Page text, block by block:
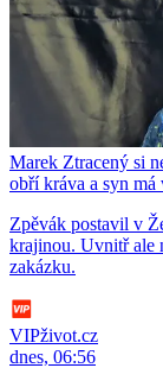
Marek Ztracený si
obří kráva a syn
Zpěvák postavil v
krajinou. Uvnitř ale
zakázku.
VIPživot.cz
dnes, 06:56